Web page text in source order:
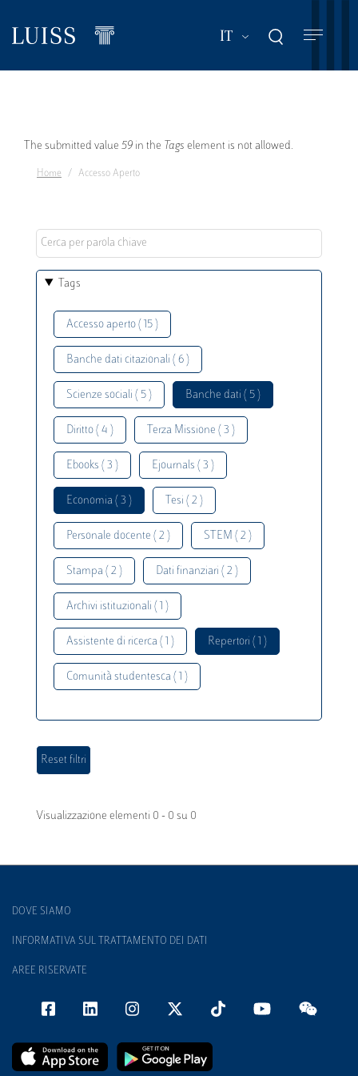
contenuto
IT Mostra ulteriori
Messaggio
di
The submitted value 59 in the Tags element is not allowed.
Home Accesso Aperto
Tags
Accesso aperto ( 15 )
Banche dati citazionali ( 6 )
Scienze sociali ( 5 ) Banche dati ( 5 )
Diritto ( 4 ) Terza Missione ( 3 )
Ebooks ( 3 ) Ejournals ( 3 )
Economia ( 3 ) Tesi ( 2 )
Personale docente ( 2 ) STEM ( 2 )
Stampa ( 2 ) Dati finanziari ( 2 )
Archivi istituzionali ( 1 )
Assistente di ricerca ( 1 ) Repertori ( 1 )
Comunità studentesca ( 1 )
Visualizzazione elementi 0 - 0 su 0
DOVE SIAMO
INFORMATIVA SUL TRATTAMENTO DEI DATI
AREE RISERVATE